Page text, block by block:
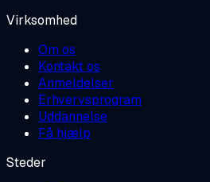
Virksomhed
Om os
Kontakt os
Anmeldelser
Erhvervsprogram
Uddannelse
Få hjælp
Steder